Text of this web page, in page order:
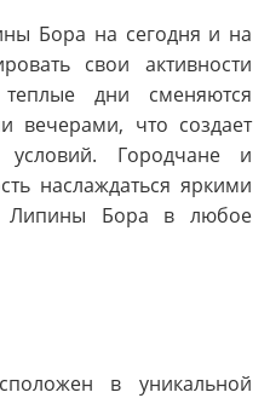
Бора на сегодня и на
свои активности
дни сменяются
вечерами, что создает
условий. Городчане и
наслаждаться яркими
Липины Бора в любое
в уникальной